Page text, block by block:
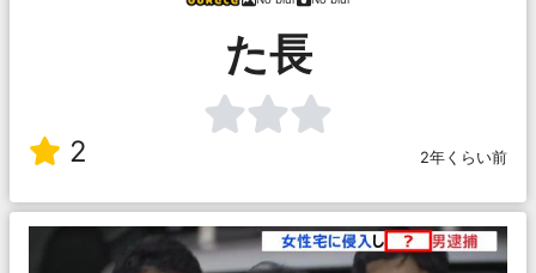
た長
2 2年くらい前